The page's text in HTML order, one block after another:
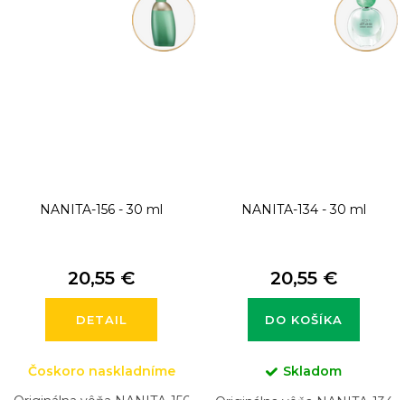
NANITA-156 - 30 ml
20,55 €
DETAIL
Čoskoro naskladníme
NANITA-134 - 30 ml
20,55 €
DO KOŠÍKA
Skladom